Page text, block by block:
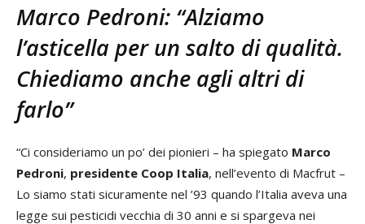
Marco Pedroni: “Alziamo
l’asticella per un salto di qualità.
Chiediamo anche agli altri di
farlo”
“Ci consideriamo un po’ dei pionieri – ha spiegato Marco
Pedroni, presidente Coop Italia, nell’evento di Macfrut –
Lo siamo stati sicuramente nel ’93 quando l’Italia aveva una
legge sui pesticidi vecchia di 30 anni e si spargeva nei